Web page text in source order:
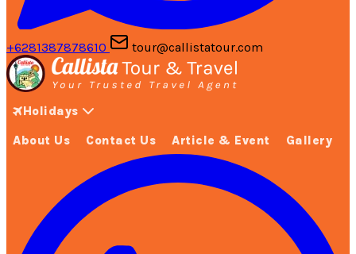
+6281387878610 tour@callistatour.com
Holidays
About Us Contact Us Article & Event Gallery